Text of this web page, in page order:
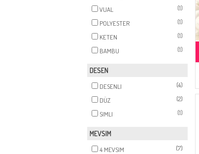
VUAL
(1)
POLYESTER
(1)
KETEN
(1)
BAMBU
(1)
DESEN
DESENLI
(4)
DÜZ
(2)
SIMLI
(1)
MEVSIM
4 MEVSIM (7)